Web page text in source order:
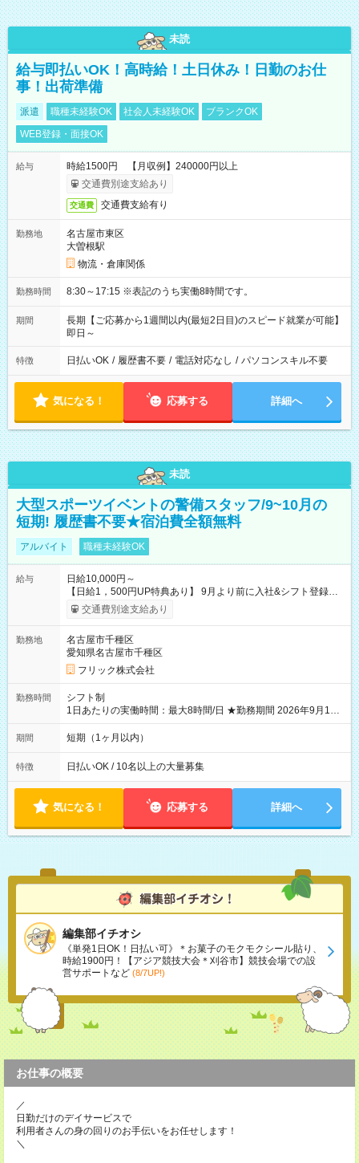
未読
給与即払いOK！高時給！土日休み！日勤のお仕
事！出荷準備
派遣 職種未経験OK 社会人未経験OK
ブランクOK
WEB登録・面接OK
給与
時給1500円 【月収例】240000円以上
交通費別途支給あり
交通費 交通費支給有り
勤務地
名古屋市東区
大曽根駅
物流・倉庫関係
勤務時間 8:30～17:15 ※表記のうち実働8時間です。
期間
長期【ご応募から1週間以内(最短2日目)のスピード就業が可能】
即日～
特徴 日払いOK / 履歴書不要 / 電話対応なし / パソコンスキル不要
気になる！ 応募する 詳細へ
未読
大型スポーツイベントの警備スタッフ/9~10月の
短期! 履歴書不要★宿泊費全額無料
アルバイト 職種未経験OK
給与
日給10,000円～
【日給1，500円UP特典あり】 9月より前に入社&シフト登録す
ると 期間中(9/16~10/23) の日給がUP! 日給1万1500円でしっか
り稼げます♪ 【試用期間】試用期間なし
交通費別途支給あり
勤務地
名古屋市千種区
愛知県名古屋市千種区
フリック株式会社
勤務時間
シフト制
1日あたりの実働時間：最大8時間/日 ★勤務期間 2026年9月16
日~2026年10月23日 短期勤務OK! 期間中フル勤務できる方優遇
※週3~5日勤務(勤務日数応相談) ※期間前から勤務スタートも可
り ※夜勤シフトあり
期間 短期（1ヶ月以内）
特徴 日払いOK / 10名以上の大量募集
気になる！ 応募する 詳細へ
編集部イチオシ
《単発1日OK！日払い可》＊お菓子のモクモクシール貼り、
時給1900円！【アジア競技大会＊刈谷市】競技会場での設
営サポートなど (8/7UP!)
お仕事の概要
／
日勤だけのデイサービスで
利用者さんの身の回りのお手伝いをお任せします！
＼